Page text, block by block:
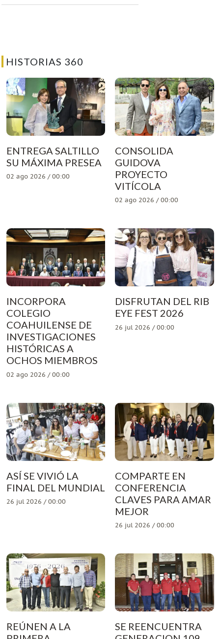
HISTORIAS 360
ENTREGA SALTILLO
SU MÁXIMA PRESEA
02 ago 2026 / 00:00
CONSOLIDA
GUIDOVA
PROYECTO
VITÍCOLA
02 ago 2026 / 00:00
INCORPORA
COLEGIO
COAHUILENSE DE
INVESTIGACIONES
HISTÓRICAS A
OCHOS MIEMBROS
02 ago 2026 / 00:00
DISFRUTAN DEL RIB
EYE FEST 2026
26 jul 2026 / 00:00
ASÍ SE VIVIÓ LA
FINAL DEL MUNDIAL
26 jul 2026 / 00:00
COMPARTE EN
CONFERENCIA
CLAVES PARA AMAR
MEJOR
26 jul 2026 / 00:00
REÚNEN A LA
SE REENCUENTRA